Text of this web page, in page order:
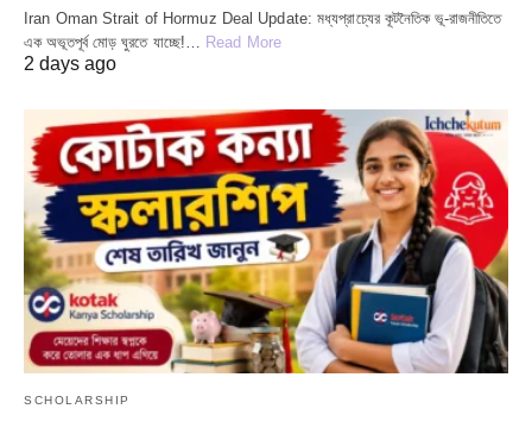
Iran Oman Strait of Hormuz Deal Update: মধ্যপ্রাচ্যের কূটনৈতিক ভূ-রাজনীতিতে
এক অভূতপূর্ব মোড় ঘুরতে যাচ্ছে!…
Read More
2 days ago
SCHOLARSHIP